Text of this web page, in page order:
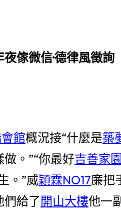
傢微信·德律風徵詢
館概況接“什麼是築
。”“你最好吉善家園
。”威穎霖NO17廉把
們給了開山大樓他一